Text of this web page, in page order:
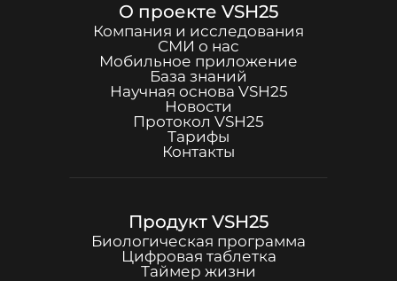
О проекте VSH25
Компания и исследования
СМИ о нас
Мобильное приложение
База знаний
Научная основа VSH25
Новости
Протокол VSH25
Тарифы
Контакты
Продукт VSH25
Биологическая программа
Цифровая таблетка
Таймер жизни